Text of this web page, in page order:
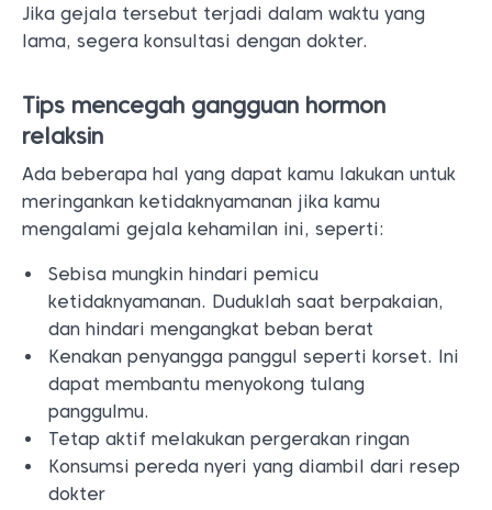
Jika gejala tersebut terjadi dalam waktu yang
lama, segera konsultasi dengan dokter.
Tips mencegah gangguan hormon
relaksin
Ada beberapa hal yang dapat kamu lakukan untuk
meringankan ketidaknyamanan jika kamu
mengalami gejala kehamilan ini, seperti:
Sebisa mungkin hindari pemicu
ketidaknyamanan. Duduklah saat berpakaian,
dan hindari mengangkat beban berat
Kenakan penyangga panggul seperti korset. Ini
dapat membantu menyokong tulang
panggulmu.
Tetap aktif melakukan pergerakan ringan
Konsumsi pereda nyeri yang diambil dari resep
dokter